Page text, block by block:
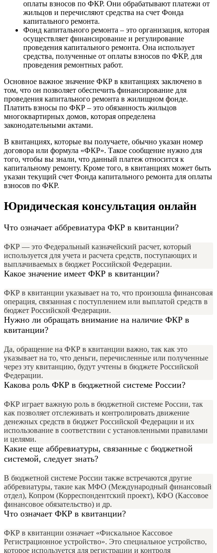
оплаты взносов по ФКР. Они обрабатывают платежи от
жильцов и перечисляют средства на счет Фонда
капитального ремонта.
Фонд капитального ремонта – это организация, которая
осуществляет финансирование и регулирование
проведения капитального ремонта. Она использует
средства, полученные от оплаты взносов по ФКР, для
проведения ремонтных работ.
Основное важное значение ФКР в квитанциях заключено в
том, что он позволяет обеспечить финансирование для
проведения капитального ремонта в жилищном фонде.
Платить взносы по ФКР – это обязанность жильцов
многоквартирных домов, которая определена
законодательными актами.
В квитанциях, которые вы получаете, обычно указан номер
договора или формула «ФКР». Такое сообщение нужно для
того, чтобы вы знали, что данный платеж относится к
капитальному ремонту. Кроме того, в квитанциях может быть
указан текущий счет Фонда капитального ремонта для оплаты
взносов по ФКР.
Юридическая консультация онлайн
Что означает аббревиатура ФКР в квитанции?
ФКР — это Федеральный казначейский расчет, который
используется для учета и расчета средств, поступающих и
выплачиваемых в бюджет Российской Федерации.
Какое значение имеет ФКР в квитанции?
ФКР в квитанции указывает на то, что произошла финансовая
операция, связанная с поступлением или выплатой средств в
бюджет Российской Федерации.
Нужно ли обращать внимание на наличие ФКР в
квитанции?
Да, обращение на ФКР в квитанции важно, так как это
указывает на то, что деньги, перечисленные или полученные
через эту квитанцию, будут учтены в бюджете Российской
Федерации.
Какова роль ФКР в бюджетной системе России?
ФКР играет важную роль в бюджетной системе России, так
как позволяет отслеживать и контролировать движение
денежных средств в бюджет Российской Федерации и их
использование в соответствии с установленными правилами
и целями.
Какие еще аббревиатуры, связанные с бюджетной
системой, следует знать?
В бюджетной системе России также встречаются другие
аббревиатуры, такие как МФО (Международный финансовый
отдел), Копром (Корреспондентский проект), КФО (Кассовое
финансовое обязательство) и др.
Что означает ФКР в квитанции?
ФКР в квитанции означает «Фискальное Кассовое
Регистрационное устройство». Это специальное устройство,
которое используется для регистрации и контроля